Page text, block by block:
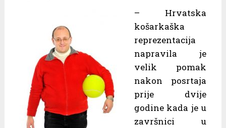
– Hrvatska
košarkaška
reprezentacija
napravila je
velik pomak
nakon posrtaja
prije dvije
godine kada je u
završnici u